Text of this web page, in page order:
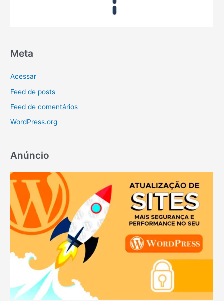
Meta
Acessar
Feed de posts
Feed de comentários
WordPress.org
Anúncio